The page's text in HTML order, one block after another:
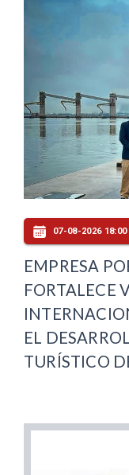
07-08-2026 18:00
EMPRESA
FORTALECE
EL
TURÍSTICO